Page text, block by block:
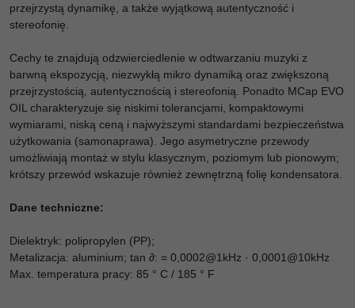
przejrzystą dynamikę, a także wyjątkową autentyczność i
stereofonię.
Cechy te znajdują odzwierciedlenie w odtwarzaniu muzyki z
barwną ekspozycją, niezwykłą mikro dynamiką oraz zwiększoną
przejrzystością, autentycznością i stereofonią. Ponadto MCap EVO
OIL charakteryzuje się niskimi tolerancjami, kompaktowymi
wymiarami, niską ceną i najwyższymi standardami bezpieczeństwa
użytkowania (samonaprawa). Jego asymetryczne przewody
umożliwiają montaż w stylu klasycznym, poziomym lub pionowym;
krótszy przewód wskazuje również zewnętrzną folię kondensatora.
Dane techniczne:
Dielektryk: polipropylen (PP);
Metalizacja: aluminium; tan ∂: = 0,0002@1kHz · 0,0001@10kHz
Max. temperatura pracy: 85 ° C / 185 ° F